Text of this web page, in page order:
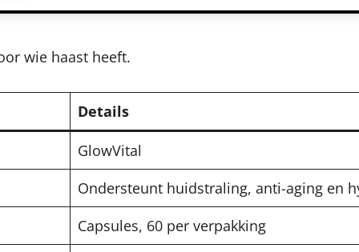
wie haast heeft.
Details
GlowVital
Ondersteunt huidstraling, anti-aging en
Capsules, 60 per verpakking